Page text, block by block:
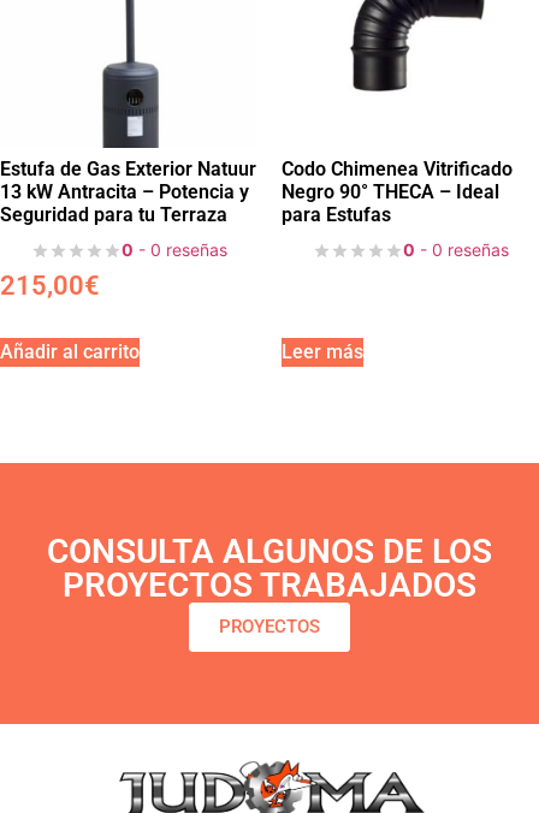
Estufa de Gas Exterior Natuur
13 kW Antracita – Potencia y
Seguridad para tu Terraza
0 - 0 reseñas
215,00€
Añadir al carrito
Codo Chimenea Vitrificado
Negro 90° THECA – Ideal
para Estufas
0 - 0 reseñas
Leer más
CONSULTA ALGUNOS DE LOS
PROYECTOS TRABAJADOS
PROYECTOS